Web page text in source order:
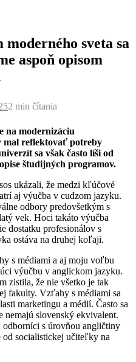
sveta sa
aspoň opisom
2 min čítania
na modernizáciu
mal reflektovať potreby
sa však často líši od
študijných programov.
ukázali, že medzi kľúčové
aj výučba v cudzom jazyku.
odbory predovšetkým s
vek. Hoci takáto výučba
dostatku profesionálov s
ostáva na druhej koľaji.
s médiami a aj moju voľbu
výučbu v anglickom jazyku.
zistila, že nie všetko je tak
fakulty. Vzťahy s médiami sa
marketingu a médií. Často sa
nemajú slovenský ekvivalent.
odborníci s úrovňou angličtiny
socialistickej učiteľky na